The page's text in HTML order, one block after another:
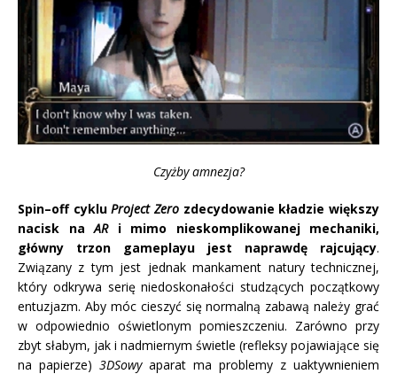
Czyżby amnezja?
Spin–off cykluProject Zero zdecydowanie kładzie większy
nacisk naARi mimo nieskomplikowanej mechaniki,
główny trzon gameplayu jest naprawdę rajcujący.
Związany z tym jest jednak mankament natury technicznej,
który odkrywa serię niedoskonałości studzących początkowy
entuzjazm. Aby móc cieszyć się normalną zabawą należy grać
w odpowiednio oświetlonym pomieszczeniu. Zarówno przy
zbyt słabym, jak i nadmiernym świetle (refleksy pojawiające się
na papierze) 3DSowyaparat ma problemy z uaktywnieniem